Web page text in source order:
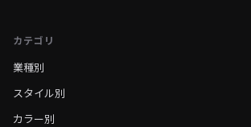
カテゴリ
業種別
スタイル別
カラー別